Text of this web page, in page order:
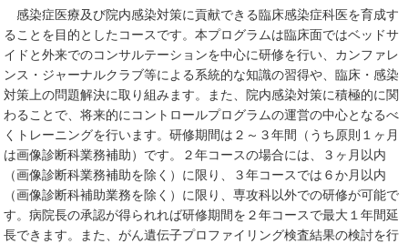
感染症医療及び院内感染対策に貢献できる臨床感染症科医を育成す
ることを目的としたコースです。本プログラムは臨床面ではベッドサ
イドと外来でのコンサルテーションを中心に研修を行い、カンファレ
ンス・ジャーナルクラブ等による系統的な知識の習得や、臨床・感染
対策上の問題解決に取り組みます。また、院内感染対策に積極的に関
わることで、将来的にコントロールプログラムの運営の中心となるべ
くトレーニングを行います。研修期間は２～３年間（うち原則１ヶ月
は画像診断科業務補助）です。２年コースの場合には、３ヶ月以内
（画像診断科業務補助を除く）に限り、３年コースでは６か月以内
（画像診断科補助業務を除く）に限り、専攻科以外での研修が可能で
す。病院長の承認が得られれば研修期間を２年コースで最大１年間延
長できます。また、がん遺伝子プロファイリング検査結果の検討を行